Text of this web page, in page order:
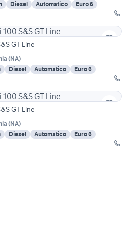
Diesel Automatico
Euro 6
GT Line
(NA)
Diesel Automatico
Euro 6
GT Line
(NA)
Diesel Automatico
Euro 6